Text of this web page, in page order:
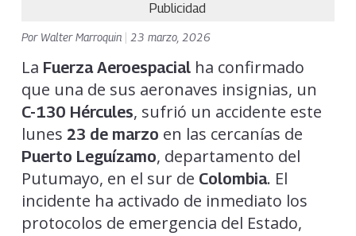
Publicidad
Por Walter Marroquin 23 marzo, 2026
La Fuerza Aeroespacialha confirmado
que una de sus aeronaves insignias, un
C-130 Hércules, sufrió un accidente este
lunes 23 de marzo en las cercanías de
Puerto Leguízamo, departamento del
Putumayo, en el sur de Colombia. El
incidente ha activado de inmediato los
protocolos de emergencia del Estado,